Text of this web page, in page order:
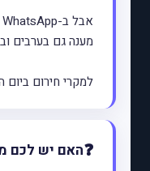
מענה גם בערבים
למקרי חירום ביום
האם יש לכם